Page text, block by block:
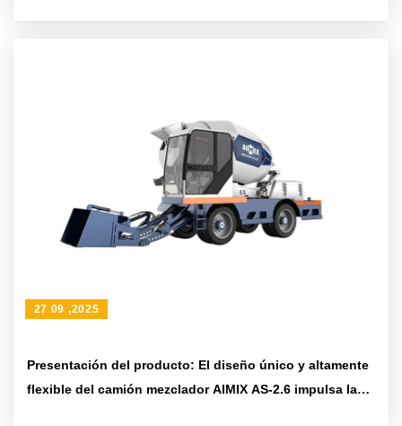
Presentación del producto: El diseño único y altamente
flexible del camión mezclador AIMIX AS-2.6 impulsa la
27 09 ,2025